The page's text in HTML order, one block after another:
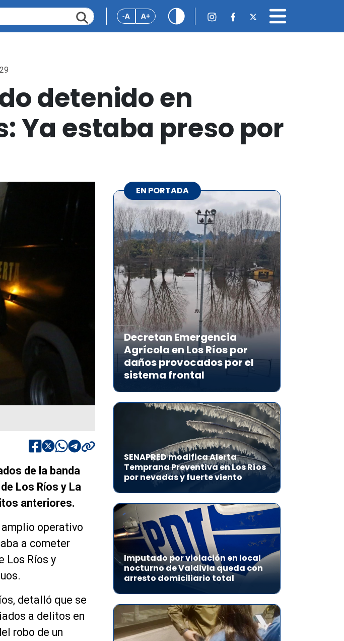
-A A+
detenido en
Ya estaba preso por
de la banda
Los Ríos y La
anteriores.
operativo
a cometer
Los Ríos y
detalló que se
a delitos en
robo de un
EN PORTADA
Decretan Emergencia
Agrícola en Los Ríos por
daños provocados por el
sistema frontal
SENAPRED modifica Alerta
Temprana Preventiva en Los Ríos
por nevadas y fuerte viento
Imputado por violación en local
nocturno de Valdivia queda con
arresto domiciliario total